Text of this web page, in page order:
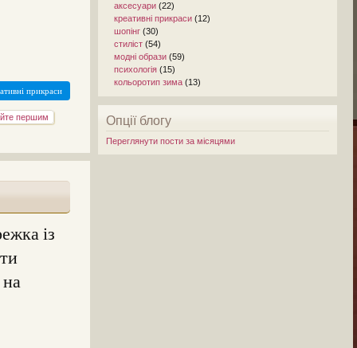
прикраси
першим
із
аксесуари (22)
креативні прикраси (12)
шопінг (30)
стиліст (54)
модні образи (59)
психологія (15)
кольоротип зима (13)
Опції блогу
Переглянути пости за місяцями